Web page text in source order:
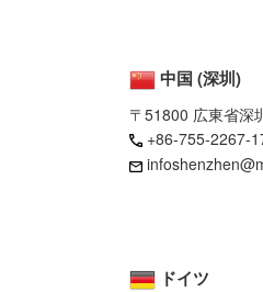
ドイツ
中国 (深圳)
〒51800 広東省深
+86-755-2267-